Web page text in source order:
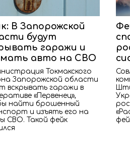
В Запорожской
будут
гаражи и
авто на СВО
Токмакского
Запорожской области
вскрывать гаражи в
«Первенец»,
найти брошенный
и изъять его на
СВО. Такой фейк